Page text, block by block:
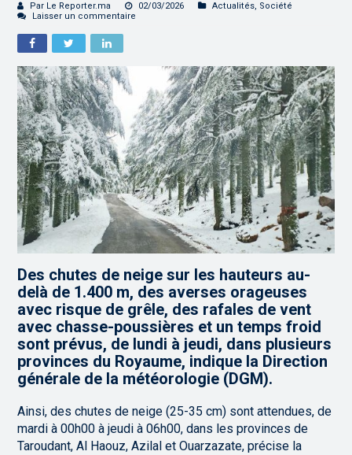
Par Le Reporter.ma 02/03/2026 Actualités, Société
Laisser un commentaire
Des chutes de neige sur les hauteurs au-
delà de 1.400 m, des averses orageuses
avec risque de grêle, des rafales de vent
avec chasse-poussières et un temps froid
sont prévus, de lundi à jeudi, dans plusieurs
provinces du Royaume, indique la Direction
générale de la météorologie (DGM).
Ainsi, des chutes de neige (25-35 cm) sont attendues, de
mardi à 00h00 à jeudi à 06h00, dans les provinces de
Taroudant, Al Haouz, Azilal et Ouarzazate, précise la